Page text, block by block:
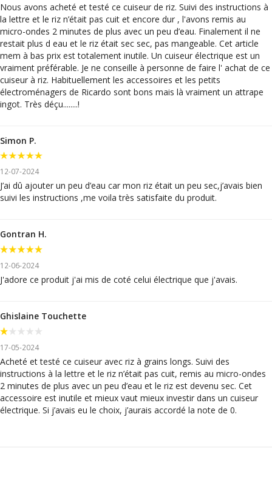
Nous avons acheté et testé ce cuiseur de riz. Suivi des instructions à
la lettre et le riz n’était pas cuit et encore dur , l'avons remis au
micro-ondes 2 minutes de plus avec un peu d’eau. Finalement il ne
restait plus d eau et le riz était sec sec, pas mangeable. Cet article
mem à bas prix est totalement inutile. Un cuiseur électrique est un
vraiment préférable. Je ne conseille à personne de faire l' achat de ce
cuiseur à riz. Habituellement les accessoires et les petits
électroménagers de Ricardo sont bons mais là vraiment un attrape
ingot. Très déçu........!
Simon P.
12-07-2024
J’ai dû ajouter un peu d’eau car mon riz était un peu sec,j’avais bien
suivi les instructions ,me voila très satisfaite du produit.
Gontran H.
12-06-2024
J'adore ce produit j'ai mis de coté celui électrique que j'avais.
Ghislaine Touchette
17-05-2024
Acheté et testé ce cuiseur avec riz à grains longs. Suivi des
instructions à la lettre et le riz n’était pas cuit, remis au micro-ondes
2 minutes de plus avec un peu d’eau et le riz est devenu sec. Cet
accessoire est inutile et mieux vaut mieux investir dans un cuiseur
électrique. Si j’avais eu le choix, j’aurais accordé la note de 0.